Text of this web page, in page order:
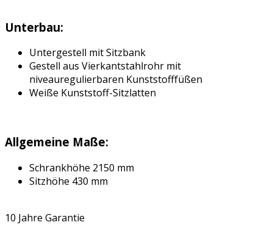
Unterbau:
Untergestell mit Sitzbank
Gestell aus Vierkantstahlrohr mit
niveauregulierbaren Kunststofffüßen
Weiße Kunststoff-Sitzlatten
Allgemeine Maße:
Schrankhöhe 2150 mm
Sitzhöhe 430 mm
10 Jahre Garantie